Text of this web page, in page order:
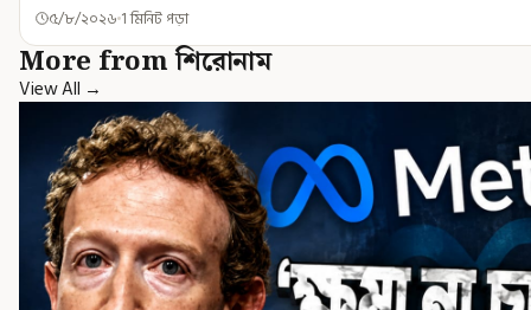
৫/৮/২০২৬ 1 মিনিট পড়া
More from শিরোনাম
View All →